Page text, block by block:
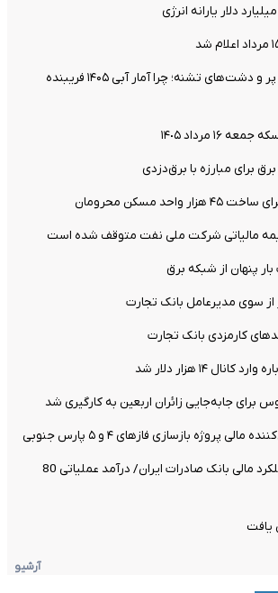
پارادوکس سدهای پر و دشت‌های تشنه؛ چرا آمار آبی ۱۴۰۵ فریبنده
١۶ مرداد ١۴٠۵
برای مبارزه با برق‌دزدی
مسکن محرومان
مالیاتی شرکت ملی نفت متوقف شده است
از سوی مدیرعامل بانک تجارت
کارمزدی بانک تجارت
۱۴ هزار دلار شد
پروژه بازسازی فازهای ۴ و ۵ پارس جنوبی
تغییر مثبت در عملکرد مالی بانک صادرات ایران/ درآمد عملیاتی 80
آرشیو